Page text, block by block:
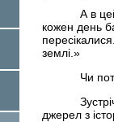
А в
кожен день
землі.»
Чи
джерел з